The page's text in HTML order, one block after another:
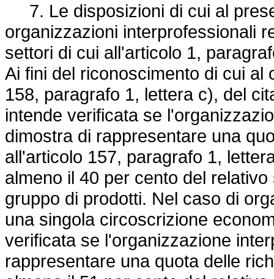
7. Le disposizioni di cui al
organizzazioni interprofessionali
settori di cui all'articolo 1,
Ai fini del riconoscimento di cui al
158, paragrafo 1, lettera c), del
intende verificata se
dimostra di rappresentare una
all'articolo 157, paragrafo 1,
almeno il 40 per cento del
gruppo di prodotti. Nel caso di
una singola circoscrizione
verificata se l'organizzazione
rappresentare una quota delle